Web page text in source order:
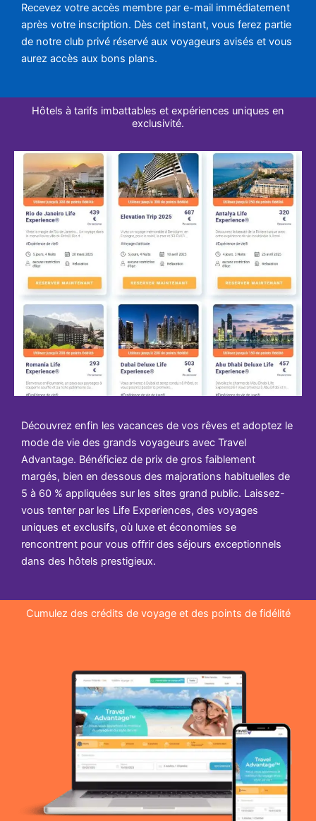
Recevez votre accès membre par e-mail immédiatement
après votre inscription. Dès cet instant, vous ferez partie
de notre club privé réservé aux voyageurs avisés et vous
aurez accès aux bons plans.
Hôtels à tarifs imbattables et expériences uniques en
exclusivité.
Découvrez enfin les vacances de vos rêves et adoptez le
mode de vie des grands voyageurs avec Travel
Advantage. Bénéficiez de prix de gros faiblement
margés, bien en dessous des majorations habituelles de
5 à 60 % appliquées sur les sites grand public. Laissez-
vous tenter par les Life Experiences, des voyages
uniques et exclusifs, où luxe et économies se
rencontrent pour vous offrir des séjours exceptionnels
dans des hôtels prestigieux.
Cumulez des crédits de voyage et des points de fidélité